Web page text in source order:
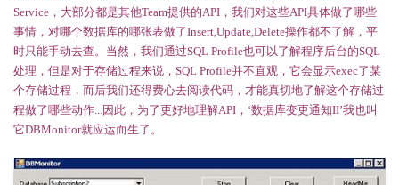
Service，大部分都是其他Team提供的API，我们对这些API具体做了哪些
事情，对哪个数据库的哪张表做了Insert,Update,Delete操作都不了解，平
时只能手动去查。当然，我们通过SQL Profile也可以了解程序后台的SQL
处理，但是对于存储过程来说，SQL Profile并不直观，它会显示exec了某
个存储过程，而后我们还得费心去阅读代码，才能真切地了解这个存储过
程做了哪些动作...因此，为了更好地理解API，‘数据库变更通知II’我也叫
它DBMonitor就应运而生了。